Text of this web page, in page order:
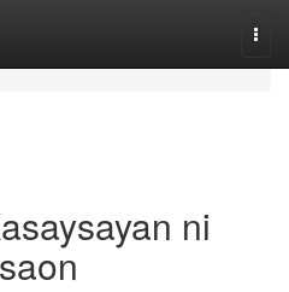
ni